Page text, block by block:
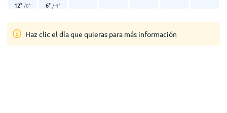
12° /0° 6° /-1°
Haz clic el día que quieras para más información